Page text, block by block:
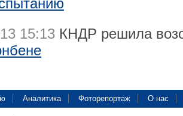
15:13 КНДР решила
Аналитика Фоторепортаж О нас